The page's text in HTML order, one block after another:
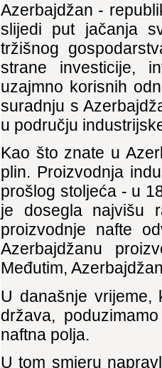
Azerbajdžan -
slijedi put jačanja
tržišnog
strane investicije,
uzajmno korisnih
suradnju s
u području
Kao što znate u
plin. Proizvodnja
prošlog stoljeća - u
je dosegla najvišu
proizvodnje nafte
Azerbajdžanu
Međutim,
U današnje vrijeme,
država,
naftna polja.
U tom smjeru